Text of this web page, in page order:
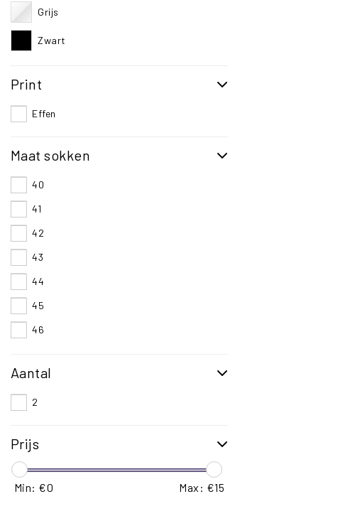
Grijs
Zwart
Print
Effen
Maat sokken
40
41
42
43
44
45
46
48
49
Aantal
2
Prijs
Min: €0 Max: €15